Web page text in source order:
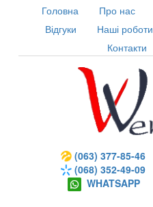
Головна Про нас
Відгуки
Наші роботи
Контакти
(063) 377-85-46
(068) 352-49-09
WHATSAPP